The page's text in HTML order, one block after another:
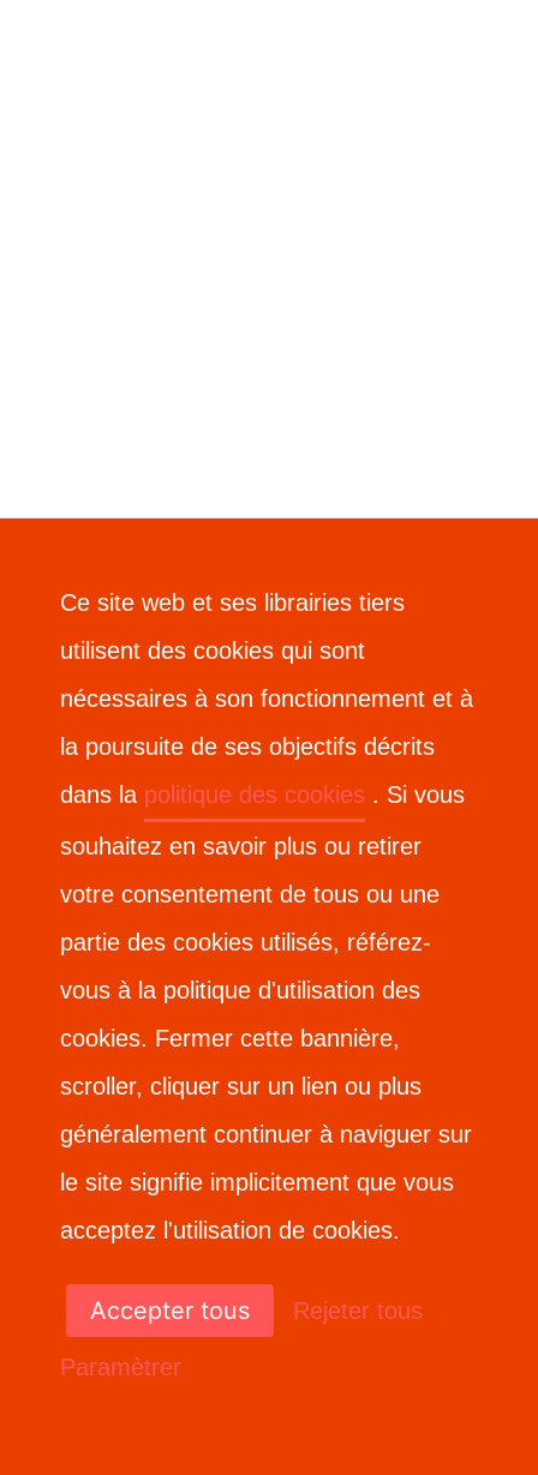
Ce site web et ses librairies tiers
utilisent des cookies qui sont
nécessaires à son fonctionnement et à
la poursuite de ses objectifs décrits
dans la politique des cookies . Si vous
souhaitez en savoir plus ou retirer
votre consentement de tous ou une
partie des cookies utilisés, référez-
vous à la politique d'utilisation des
cookies. Fermer cette bannière,
scroller, cliquer sur un lien ou plus
généralement continuer à naviguer sur
le site signifie implicitement que vous
acceptez l'utilisation de cookies.
Accepter tous Rejeter tous
Paramètrer
Ce site web et ses librairies tiers
utilisent des cookies qui sont
nécessaires à son fonctionnement et à
la poursuite de ses objectifs décrits
dans la politique des cookies . Si vous
souhaitez en savoir plus ou retirer
votre consentement de tous ou une
partie des cookies utilisés, référez-
vous à la politique d'utilisation des
cookies. Fermer cette bannière,
scroller, cliquer sur un lien ou plus
généralement continuer à naviguer sur
le site signifie implicitement que vous
acceptez l'utilisation de cookies.
Accepter tous Rejeter tous
Paramètrer